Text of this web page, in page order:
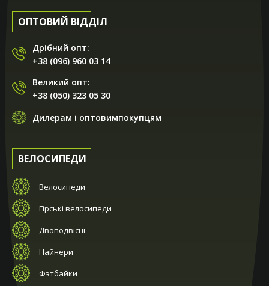
ОПТОВИЙ ВІДДІЛ
Дрібний опт:
+38 (096) 960 03 14
Великий опт:
+38 (050) 323 05 30
Дилерам і оптовимпокупцям
ВЕЛОСИПЕДИ
Велосипеди
Гірські велосипеди
Двоподвісні
Найнери
Фэтбайки